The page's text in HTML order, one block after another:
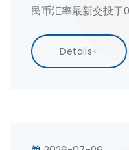
民币汇率最新交投
币兑印尼盾收盘价为
Details+